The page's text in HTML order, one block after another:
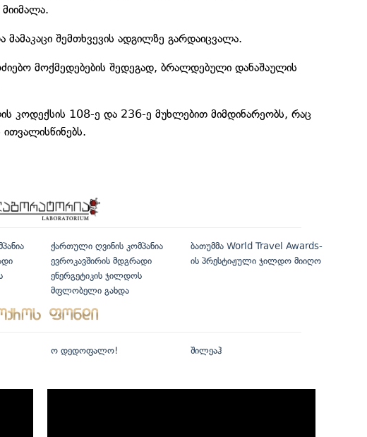
შემთხვევის ადგილზე გარდაიცვალა.
მოქმედებების შედეგად, ბრალდებული დანაშაულის
კოდექსის 108-ე და 236-ე მუხლებით მიმდინარეობს, რაც
ქართული ღვინის კომპანია
ევროკავშირის მდგრადი
ენერგეტიკის ჯილდოს
მფლობელი გახდა
ბათუმმა World Travel Awards-
ის პრესტიჟული ჯილდო მიიღო
ო დედოფალო! შილეაჰ